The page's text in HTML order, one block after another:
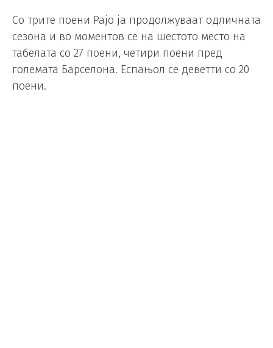
Со трите поени Рајо ја продолжуваат одличната
сезона и во моментов се на шестото место на
табелата со 27 поени, четири поени пред
големата Барселона. Еспањол се деветти со 20
поени.